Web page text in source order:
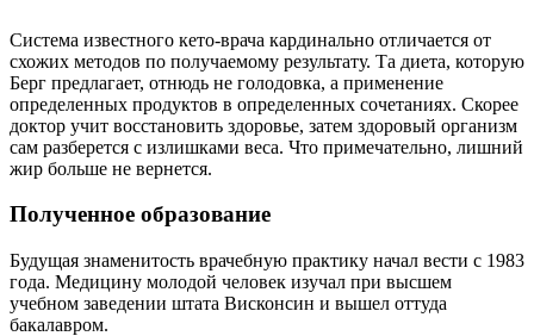
Система известного кето-врача кардинально отличается от
схожих методов по получаемому результату. Та диета, которую
Берг предлагает, отнюдь не голодовка, а применение
определенных продуктов в определенных сочетаниях. Скорее
доктор учит восстановить здоровье, затем здоровый организм
сам разберется с излишками веса. Что примечательно, лишний
жир больше не вернется.
Полученное образование
Будущая знаменитость врачебную практику начал вести с 1983
года. Медицину молодой человек изучал при высшем
учебном заведении штата Висконсин и вышел оттуда
бакалавром.